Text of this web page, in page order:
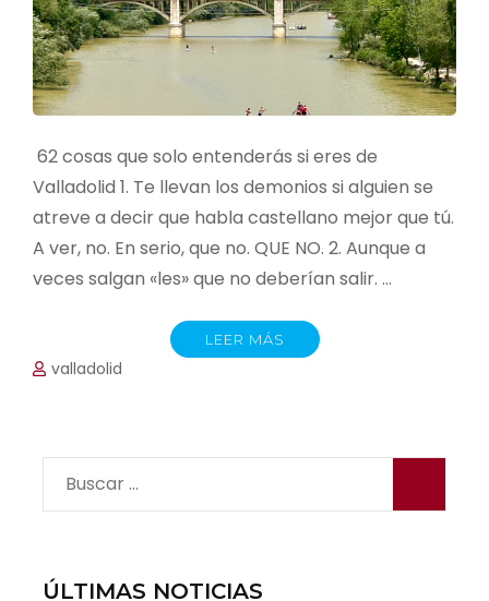
62 cosas que solo entenderás si eres de
Valladolid 1. Te llevan los demonios si alguien se
atreve a decir que habla castellano mejor que tú.
A ver, no. En serio, que no. QUE NO. 2. Aunque a
veces salgan «les» que no deberían salir. …
LEER MÁS
valladolid
Buscar:
ÚLTIMAS NOTICIAS